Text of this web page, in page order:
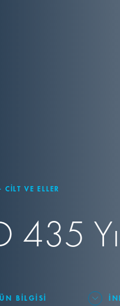
VE ELLER
435
BILGISI